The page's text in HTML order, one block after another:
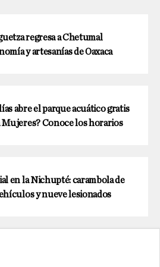
regresa a Chetumal
y artesanías de Oaxaca
abre el parque acuático gratis
Mujeres? Conoce los horarios
en la Nichupté: carambola de
y nueve lesionados